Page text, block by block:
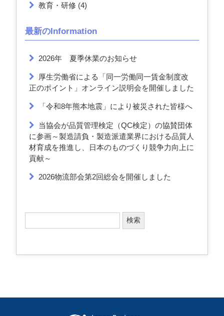
教育・研修 (4)
最新のInformation
2026年 夏季休業のお知らせ
厚生労働省による「同一労働同一賃金制度改
正のポイント」オンライン説明会を開催しました
「令和8年熊本地震」により被災された皆様へ
当協会が品質管理検定（QC検定）の協賛団体
に参画～製造請負・製造派遣業界における品質人
材育成を推進し、日本のものづくり競争力向上に
貢献～
2026物流部会第2回総会を開催しました
索